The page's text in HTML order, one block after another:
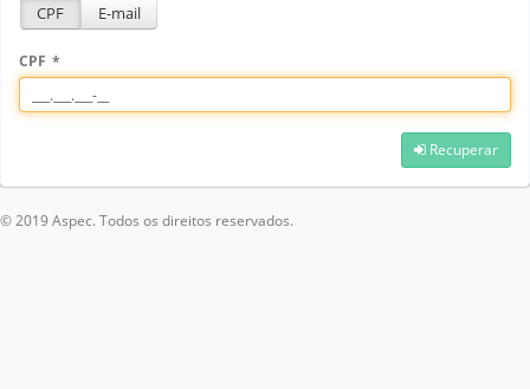
CPF E-mail
CPF *
Recuperar
© 2019 Aspec. Todos os direitos reservados.